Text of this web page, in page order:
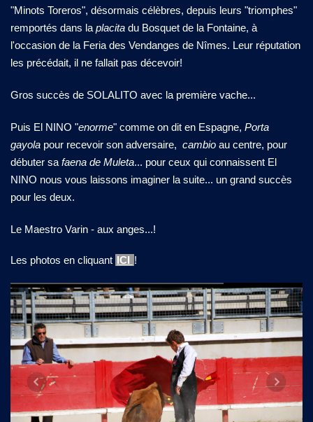
"Minots Toreros", désormais célèbres, depuis leurs "triomphes"
remportés dans la placita du Bosquet de la Fontaine, à
l'occasion de la Feria des Vendanges de Nîmes. Leur réputation
les précédait, il ne fallait pas décevoir!
Gros succès de SOLALITO avec la première vache...
Puis El NINO "enorme" comme on dit en Espagne, Porta
gayola pour recevoir son adversaire, cambio au centre, pour
débuter sa faena de Muleta... pour ceux qui connaissent El
NINO nous vous laissons imaginer la suite... un grand succès
pour les deux.
Le Maestro Varin - aux anges...!
Les photos en cliquant ICI !